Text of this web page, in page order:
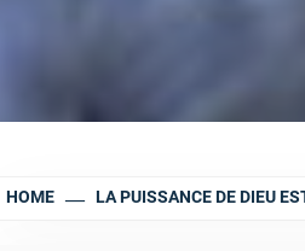
HOME LA PUISSANCE DE DIEU